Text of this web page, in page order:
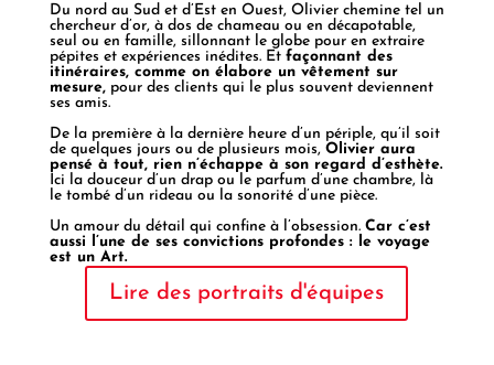
Du nord au Sud et d’Est en Ouest, Olivier chemine tel un
chercheur d’or, à dos de chameau ou en décapotable,
seul ou en famille, sillonnant le globe pour en extraire
pépites et expériences inédites. Et façonnant des
itinéraires, comme on élabore un vêtement sur
mesure,pour des clients qui le plus souvent deviennent
ses amis.
De la première à la dernière heure d’un périple, qu’il soit
de quelques jours ou de plusieurs mois, Olivier aura
pensé à tout, rien n’échappe à son regard d’esthète.
Ici la douceur d’un drap ou le parfum d’une chambre, là
le tombé d’un rideau ou la sonorité d’une pièce.
Un amour du détail qui confine à l’obsession. Car c’est
aussi l’une de ses convictions profondes : le voyage
est un Art.
Lire des portraits d'équipes